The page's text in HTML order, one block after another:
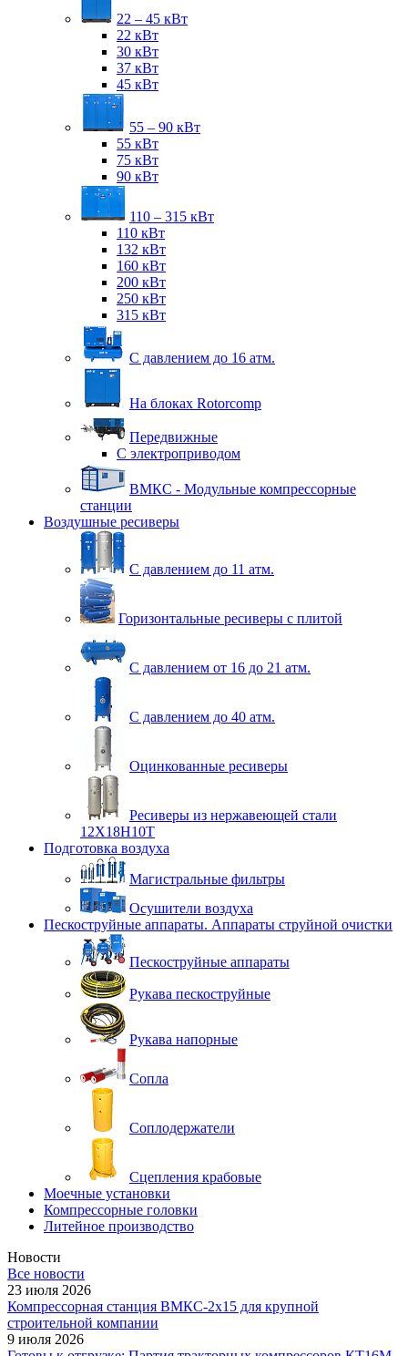
22 – 45 кВт
22 кВт
30 кВт
37 кВт
45 кВт
55 – 90 кВт
55 кВт
75 кВт
90 кВт
110 – 315 кВт
110 кВт
132 кВт
160 кВт
200 кВт
250 кВт
315 кВт
С давлением до 16 атм.
На блоках Rotorcomp
Передвижные
С электроприводом
ВМКС - Модульные компрессорные
станции
Воздушные ресиверы
С давлением до 11 атм.
Горизонтальные ресиверы с плитой
С давлением от 16 до 21 атм.
С давлением до 40 атм.
Оцинкованные ресиверы
Ресиверы из нержавеющей стали
12Х18Н10Т
Подготовка воздуха
Магистральные фильтры
Осушители воздуха
Пескоструйные аппараты. Аппараты струйной очистки
Пескоструйные аппараты
Рукава пескоструйные
Рукава напорные
Сопла
Соплодержатели
Сцепления крабовые
Моечные установки
Компрессорные головки
Литейное производство
Новости
Все новости
23 июля 2026
Компрессорная станция ВМКС-2х15 для крупной
строительной компании
9 июля 2026